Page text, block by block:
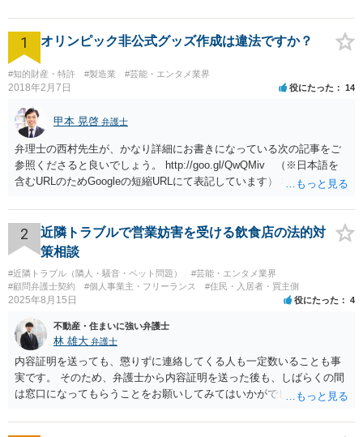
1 オリンピック非公式グッズ作成は違法ですか？
#知的財産・特許 #製造業 #芸能・エンタメ業界
2018年2月7日 役にたった 14
甲本 晃啓 弁護士
弁理士の西村先生が、かなり詳細にお書きになっている次の記事をご
参照くださると良いでしょう。 http://goo.gl/QwQMiv （※日本語を
含むURLのためGoogleの短縮URLにて表記しています） 私も同先生と
とも不正競争防止法上の問題は生じうると思います。
2
近隣トラブルで営業妨害を受ける飲食店の法的対
策相談
#近隣トラブル（隣人・騒音・ペット問題）
#芸能・エンタメ業界
#顧問弁護士契約
#個人事業主・フリーランス #住民・入居者・買主側
2025年8月15日 役にたった 4
不動産・住まいに強い弁護士
林 雄大 弁護士
内容証明を送っても、懲りずに連絡してくる人も一定数いることも事
実です。 そのため、弁護士から内容証明を送った後も、しばらくの間
は窓口になってもらうことをお願いしてみてはいかがでしょうか。 そ
口（弁護士に）言ってください」とだけお伝えし、それ以外には一切